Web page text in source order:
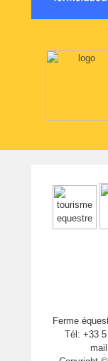
Ferme
Tél: +33